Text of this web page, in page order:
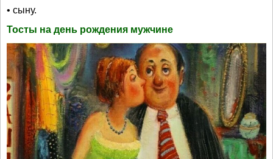
• сыну.
Тосты на день рождения мужчине